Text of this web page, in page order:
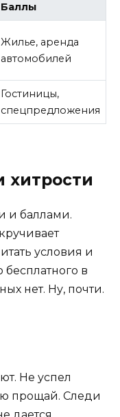
Баллы
Жилье, аренда
автомобилей
Гостиницы,
спецпредложения
хитрости
и баллами.
условия и
бесплатного в
нет. Ну, почти.
Не успел
прощай. Следи